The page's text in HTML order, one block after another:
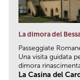
La dimora del
Passeggiate
Una visita guidata
dimora
La Casina del